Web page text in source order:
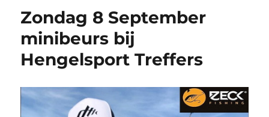
Zondag 8 September
minibeurs bij
Hengelsport Treffers